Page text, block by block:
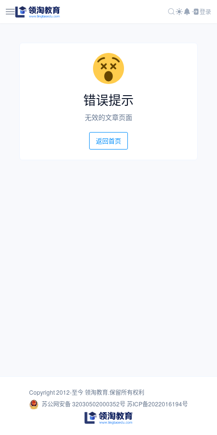
登录
错误提示
无效的文章页面
返回首页
Copyright 2012-至今领淘教育.保留所有权利
苏公网安备 32030502000352号 苏ICP备2022016194号